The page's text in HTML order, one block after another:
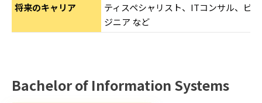
将来のキャリア
ティスペシャリスト、ITコンサル、ビ
ジニア など
Bachelor of Information Systems